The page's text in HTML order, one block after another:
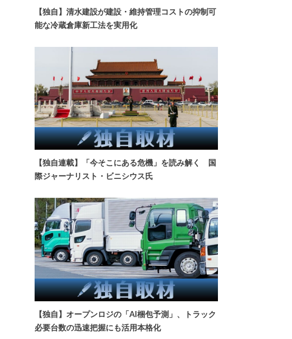
【独自】清水建設が建設・維持管理コストの抑制可
能な冷蔵倉庫新工法を実用化
【独自連載】「今そこにある危機」を読み解く 国
際ジャーナリスト・ビニシウス氏
【独自】オープンロジの「AI梱包予測」、トラック
必要台数の迅速把握にも活用本格化